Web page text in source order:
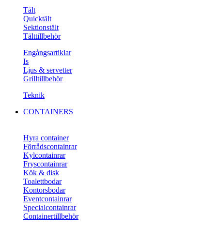
Tält
Quicktält
Sektionstält
Tälttillbehör
Engångsartiklar
Is
Ljus & servetter
Grilltillbehör
Teknik
CONTAINERS
Hyra container
Förrådscontainrar
Kylcontainrar
Fryscontainrar
Kök & disk
Toalettbodar
Kontorsbodar
Eventcontainrar
Specialcontainrar
Containertillbehör